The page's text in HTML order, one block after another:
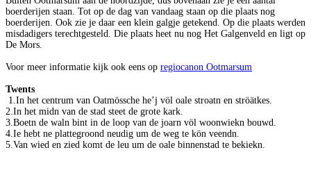
boerderijen staan. Tot op de dag van vandaag staan op die plaats nog
boerderijen. Ook zie je daar een klein galgje getekend. Op die plaats werden
misdadigers terechtgesteld. Die plaats heet nu nog Het Galgenveld en ligt op
De Mors.
Voor meer informatie kijk ook eens op regiocanon Ootmarsum
Twents
1.In het centrum van Oatmössche he’j völ oale stroatn en ströätkes.
2.In het midn van de stad steet de grote kark.
3.Boetn de waln bint in de loop van de joarn völ woonwiekn bouwd.
4.Ie hebt ne plattegroond neudig um de weg te kön veendn.
5.Van wied en zied komt de leu um de oale binnenstad te bekiekn.